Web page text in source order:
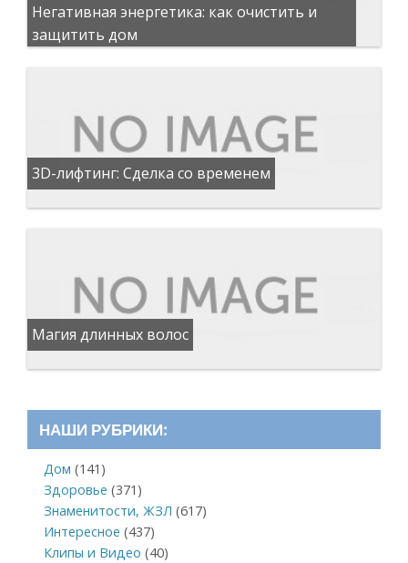
Негативная энергетика: как очистить и
защитить дом
3D-лифтинг: Сделка со временем
Магия длинных волос
НАШИ РУБРИКИ:
Дом (141)
Здоровье (371)
Знаменитости, ЖЗЛ (617)
Интересное (437)
Клипы и Видео (40)